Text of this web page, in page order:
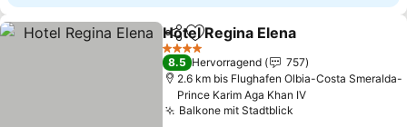
TeilenZu Favoriten hinzufügen
Hotel Regina Elena
4 Sterne
8.5 Hervorragend
757
2.6 km bis Flughafen Olbia-Costa Smeralda-
Prince Karim Aga Khan IV
Balkone mit Stadtblick